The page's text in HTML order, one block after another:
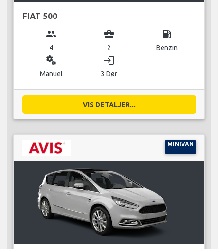
FIAT 500
group
4
business_center
2
local_gas_station
Benzin
miscellaneous_services
Manuel
login
3 Dør
VIS DETALJER...
MINIVAN